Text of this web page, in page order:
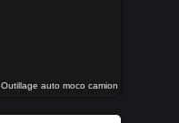
Outillage auto moco camion